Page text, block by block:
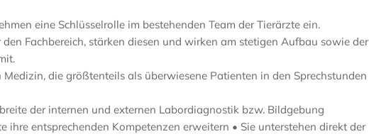
eine Schlüsselrolle im bestehenden Team der Tierärzte ein.
Fachbereich, stärken diesen und wirken am stetigen Aufbau sowie der
die größtenteils als überwiesene Patienten in den Sprechstunden
der internen und externen Labordiagnostik bzw. Bildgebung
ihre entsprechenden Kompetenzen erweitern • Sie unterstehen direkt der